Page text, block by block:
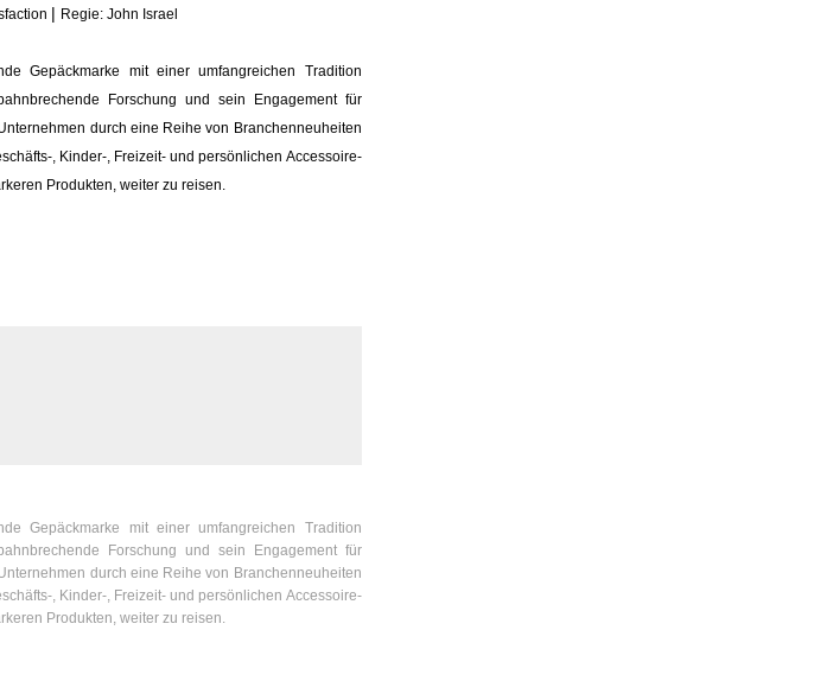
| Regie: John Israel
Gepäckmarke mit einer umfangreichen Tradition
Forschung und sein Engagement für
durch eine Reihe von Branchenneuheiten
, Kinder-, Freizeit- und persönlichen Accessoire-
Produkten, weiter zu reisen.
Gepäckmarke mit einer umfangreichen Tradition
Forschung und sein Engagement für
durch eine Reihe von Branchenneuheiten
, Kinder-, Freizeit- und persönlichen Accessoire-
Produkten, weiter zu reisen.